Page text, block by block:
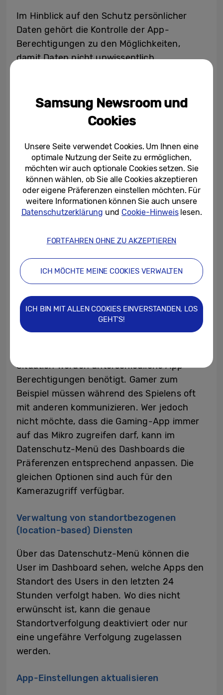
Im Hinblick auf den Schutz persönlicher
Daten gehört die Kontrolle der App-
Berechtigungen zu den Möglichkeiten,
damit Daten nicht unwissentlich
Sharing auf Galaxy Geräten mit wenigen
Klicks ausgeschaltet oder eingeschränkt
Einfache Verwaltung von Werbeanzeigen
Shopper, die nicht von Cookie-gesteuerter
Werbung überflutet werden möchten,
können im Dashboard über den
Datenschutz-Tab das Ads Menü ansteuern
klicken. Damit können unerwünschte
Einkaufsempfehlungen ausgestellt werden.
Kamerazugriffen
Galaxy Nutzerinnen und Nutzer können
Situation werden unterschiedliche App-
Berechtigungen benötigt. Gamer zum
Beispiel müssen während des Spielens oft
mit anderen kommunizieren. Wer jedoch
nicht möchte, dass die Gaming-App immer
auf das Mikro zugreifen darf, kann im
Datenschutz-Menü des Dashboards die
Präferenzen entsprechend anpassen. Die
gleichen Optionen sind auch für den
Kamerazugriff verfügbar.
Verwaltung von standortbezogenen
(location-based) Diensten
Über das Datenschutz-Menü können die
User im Dashboard sehen, welche Apps den
Standort des Users in den letzten 24
Stunden verfolgt haben. Wo dies nicht
erwünscht ist, kann die genaue
Standortverfolgung deaktiviert oder nur
eine ungefähre Verfolgung zugelassen
werden.
App-Einstellungen aktualisieren
Samsung Newsroom und
Cookies
Unsere Seite verwendet Cookies. Um Ihnen eine
optimale Nutzung der Seite zu ermöglichen,
möchten wir auch optionale Cookies setzen. Sie
können wählen, ob Sie alle Cookies akzeptieren
oder eigene Präferenzen einstellen möchten. Für
weitere Informationen können Sie auch unsere
Datenschutzerklärung und Cookie-Hinweislesen.
FORTFAHREN OHNE ZU AKZEPTIEREN
ICH MÖCHTE MEINE COOKIES VERWALTEN
ICH BIN MIT ALLEN COOKIES EINVERSTANDEN, LOS
GEHT'S!